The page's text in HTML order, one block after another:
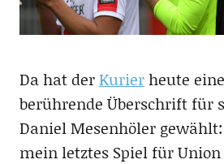
Da hat derKurierheute
berührende Überschrift für
Daniel Mesenhöler
mein letztes Spiel für Union